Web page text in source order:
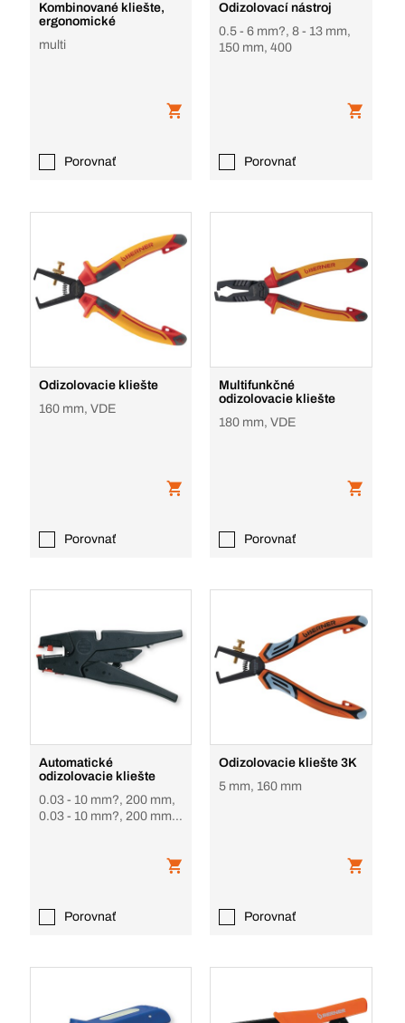
Kombinované kliešte,
ergonomické
multi
Porovnať
Odizolovací nástroj
0.5 - 6 mm?, 8 - 13 mm,
150 mm, 400
Porovnať
Odizolovacie kliešte
160 mm, VDE
Porovnať
Multifunkčné
odizolovacie kliešte
180 mm, VDE
Porovnať
Automatické
odizolovacie kliešte
0.03 - 10 mm?, 200 mm,
0.03 - 10 mm?, 200 mm,
Porovnať
Odizolovacie kliešte 3K
5 mm, 160 mm
Porovnať